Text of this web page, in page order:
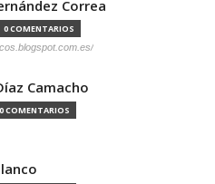
Correa
0 COMENTARIOS
Camacho
0 COMENTARIOS